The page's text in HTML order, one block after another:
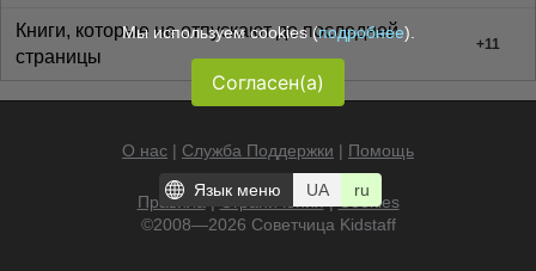
Книги, которые не отпускают до последней
страницы
+11
О нас | Служба Поддержки | Помощь
Правила|Ограничения |
Cookies
©2008—2026 Советчица Kidstaff
Мы используем cookies (подробнее).
Согласен(а)
Язык меню UA ru